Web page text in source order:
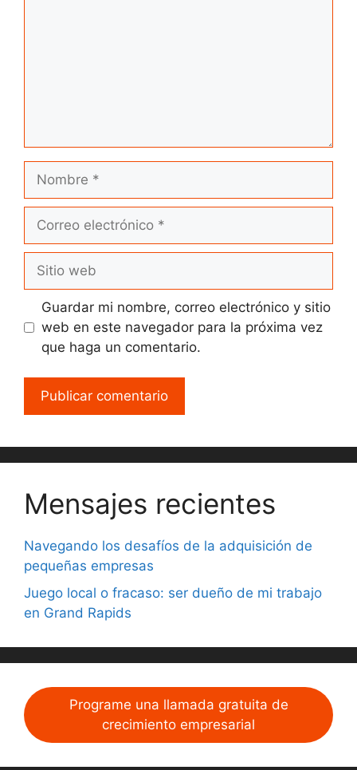
electrónico
web
Guardar mi nombre, correo electrónico y sitio
web en este navegador para la próxima vez
que haga un comentario.
Mensajes recientes
Navegando los desafíos de la adquisición de
pequeñas empresas
Juego local o fracaso: ser dueño de mi trabajo
en Grand Rapids
Programe una llamada gratuita de
crecimiento empresarial